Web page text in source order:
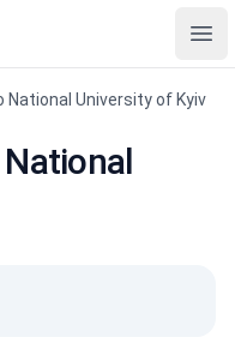
National University of Kyiv